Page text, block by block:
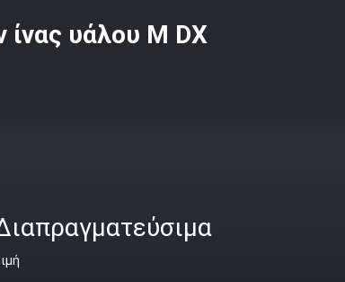
υάλου Μ DX